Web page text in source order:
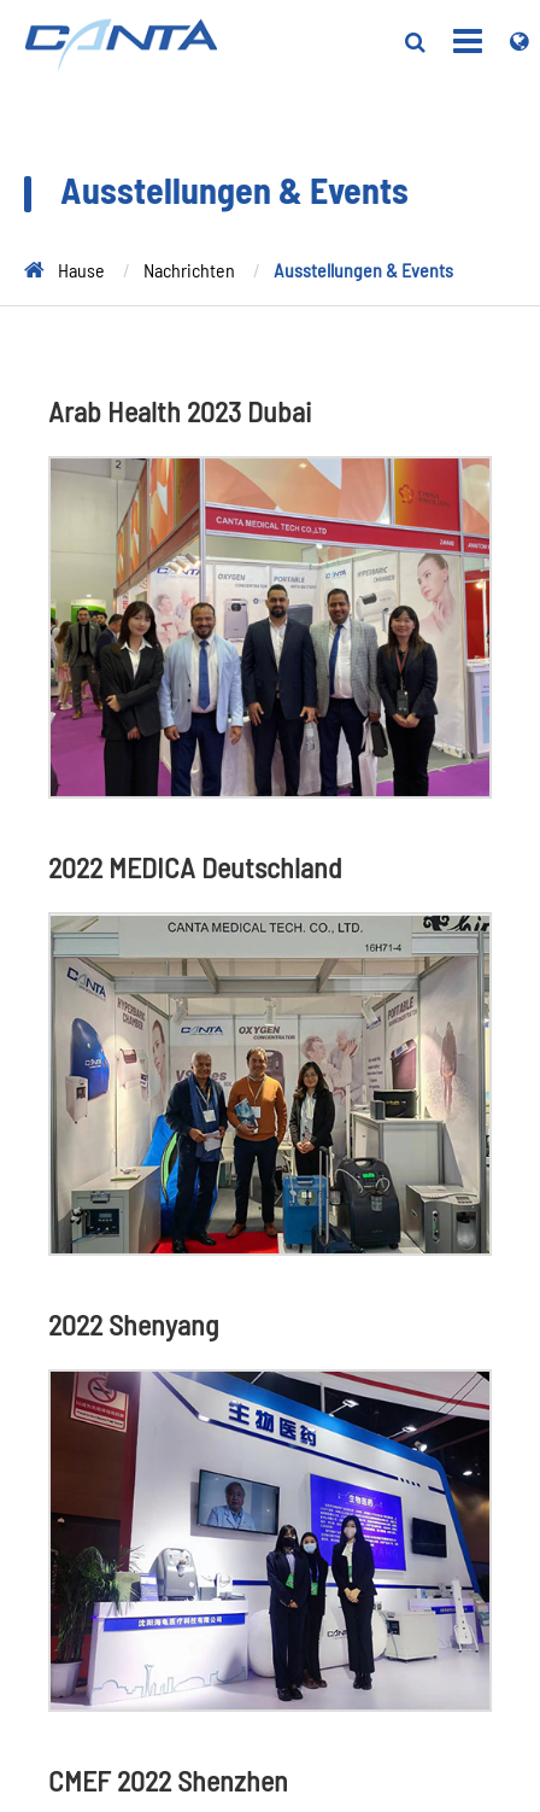
Ausstellungen & Events
Hause Nachrichten Ausstellungen & Events
Arab Health 2023 Dubai
2022 MEDICA Deutschland
2022 Shenyang
CMEF 2022 Shenzhen